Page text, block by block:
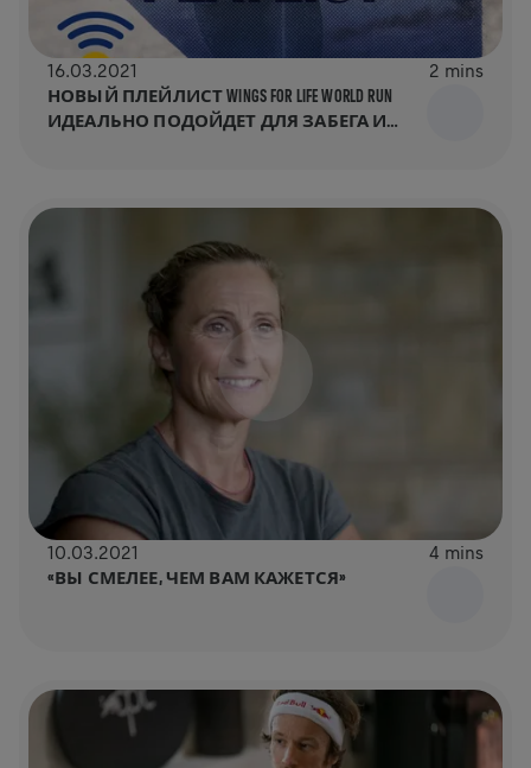
16.03.2021 2 mins
НОВЫЙ ПЛЕЙЛИСТ WINGS FOR LIFE WORLD RUN
ИДЕАЛЬНО ПОДОЙДЕТ ДЛЯ ЗАБЕГА И
10.03.2021 4 mins
«ВЫ СМЕЛЕЕ, ЧЕМ ВАМ КАЖЕТСЯ»